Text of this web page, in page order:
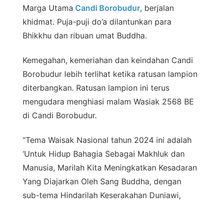
Marga Utama Candi Borobudur, berjalan
khidmat. Puja-puji do’a dilantunkan para
Bhikkhu dan ribuan umat Buddha.
Kemegahan, kemeriahan dan keindahan Candi
Borobudur lebih terlihat ketika ratusan lampion
diterbangkan. Ratusan lampion ini terus
mengudara menghiasi malam Wasiak 2568 BE
di Candi Borobudur.
“Tema Waisak Nasional tahun 2024 ini adalah
‘Untuk Hidup Bahagia Sebagai Makhluk dan
Manusia, Marilah Kita Meningkatkan Kesadaran
Yang Diajarkan Oleh Sang Buddha, dengan
sub-tema Hindarilah Keserakahan Duniawi,